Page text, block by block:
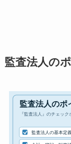
監査法人の